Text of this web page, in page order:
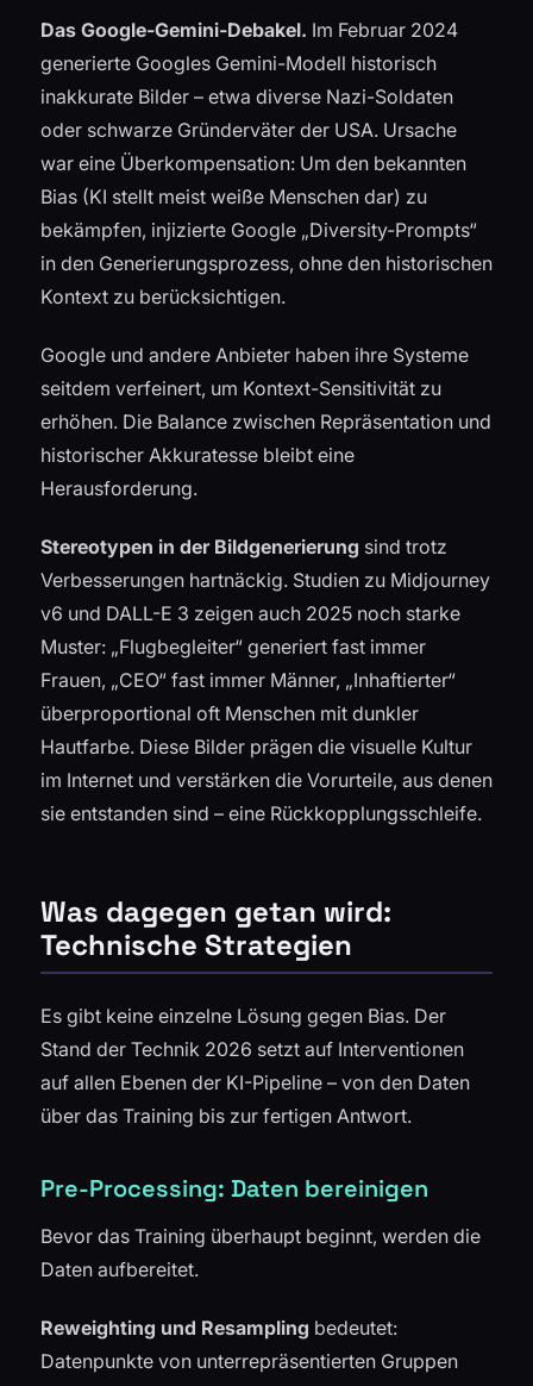
Das Google-Gemini-Debakel. Im Februar 2024
generierte Googles Gemini-Modell historisch
inakkurate Bilder – etwa diverse Nazi-Soldaten
oder schwarze Gründerväter der USA. Ursache
war eine Überkompensation: Um den bekannten
Bias (KI stellt meist weiße Menschen dar) zu
bekämpfen, injizierte Google „Diversity-Prompts“
in den Generierungsprozess, ohne den historischen
Kontext zu berücksichtigen.
Google und andere Anbieter haben ihre Systeme
seitdem verfeinert, um Kontext-Sensitivität zu
erhöhen. Die Balance zwischen Repräsentation und
historischer Akkuratesse bleibt eine
Herausforderung.
Stereotypen in der Bildgenerierung sind trotz
Verbesserungen hartnäckig. Studien zu Midjourney
v6 und DALL-E 3 zeigen auch 2025 noch starke
Muster: „Flugbegleiter“ generiert fast immer
Frauen, „CEO“ fast immer Männer, „Inhaftierter“
überproportional oft Menschen mit dunkler
Hautfarbe. Diese Bilder prägen die visuelle Kultur
im Internet und verstärken die Vorurteile, aus denen
sie entstanden sind – eine Rückkopplungsschleife.
Was dagegen getan wird:
Technische Strategien
Es gibt keine einzelne Lösung gegen Bias. Der
Stand der Technik 2026 setzt auf Interventionen
auf allen Ebenen der KI-Pipeline – von den Daten
über das Training bis zur fertigen Antwort.
Pre-Processing: Daten bereinigen
Bevor das Training überhaupt beginnt, werden die
Daten aufbereitet.
Reweighting und Resampling bedeutet:
Datenpunkte von unterrepräsentierten Gruppen